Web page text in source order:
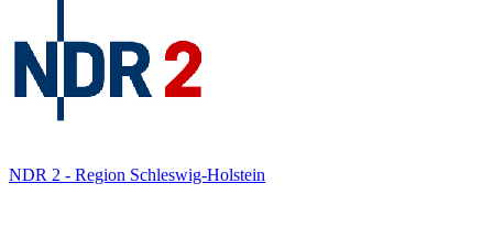
NDR 2 - Region Schleswig-Holstein